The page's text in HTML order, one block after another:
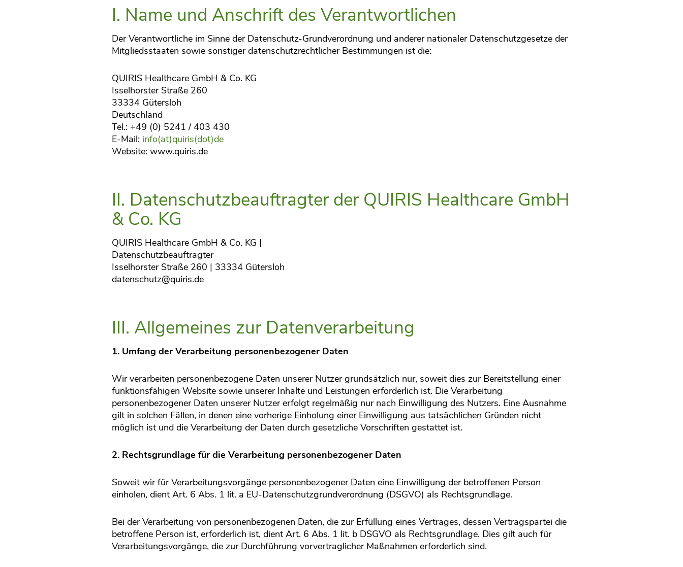
I. Name und Anschrift des Verantwortlichen
Der Verantwortliche im Sinne der Datenschutz-Grundverordnung und anderer nationaler Datenschutzgesetze der
Mitgliedsstaaten sowie sonstiger datenschutzrechtlicher Bestimmungen ist die:
QUIRIS Healthcare GmbH & Co. KG
Isselhorster Straße 260
33334 Gütersloh
Deutschland
Tel.: +49 (0) 5241 / 403 430
E-Mail: info(at)quiris(dot)de
Website: www.quiris.de
II. Datenschutzbeauftragter der QUIRIS Healthcare GmbH
& Co. KG
QUIRIS Healthcare GmbH & Co. KG |
Datenschutzbeauftragter
Isselhorster Straße 260 | 33334 Gütersloh
datenschutz@quiris.de​​​​​​​
III. Allgemeines zur Datenverarbeitung
1. Umfang der Verarbeitung personenbezogener Daten
Wir verarbeiten personenbezogene Daten unserer Nutzer grundsätzlich nur, soweit dies zur Bereitstellung einer
funktionsfähigen Website sowie unserer Inhalte und Leistungen erforderlich ist. Die Verarbeitung
personenbezogener Daten unserer Nutzer erfolgt regelmäßig nur nach Einwilligung des Nutzers. Eine Ausnahme
gilt in solchen Fällen, in denen eine vorherige Einholung einer Einwilligung aus tatsächlichen Gründen nicht
möglich ist und die Verarbeitung der Daten durch gesetzliche Vorschriften gestattet ist.
2. Rechtsgrundlage für die Verarbeitung personenbezogener Daten
Soweit wir für Verarbeitungsvorgänge personenbezogener Daten eine Einwilligung der betroffenen Person
einholen, dient Art. 6 Abs. 1 lit. a EU-Datenschutzgrundverordnung (DSGVO) als Rechtsgrundlage.
Bei der Verarbeitung von personenbezogenen Daten, die zur Erfüllung eines Vertrages, dessen Vertragspartei die
betroffene Person ist, erforderlich ist, dient Art. 6 Abs. 1 lit. b DSGVO als Rechtsgrundlage. Dies gilt auch für
Verarbeitungsvorgänge, die zur Durchführung vorvertraglicher Maßnahmen erforderlich sind.